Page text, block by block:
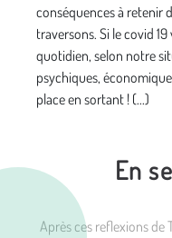
conséquences à retenir
traversons. Si le covid
quotidien, selon notre
psychiques,
place en sortant ! (...)
En
Après ces reflexions de